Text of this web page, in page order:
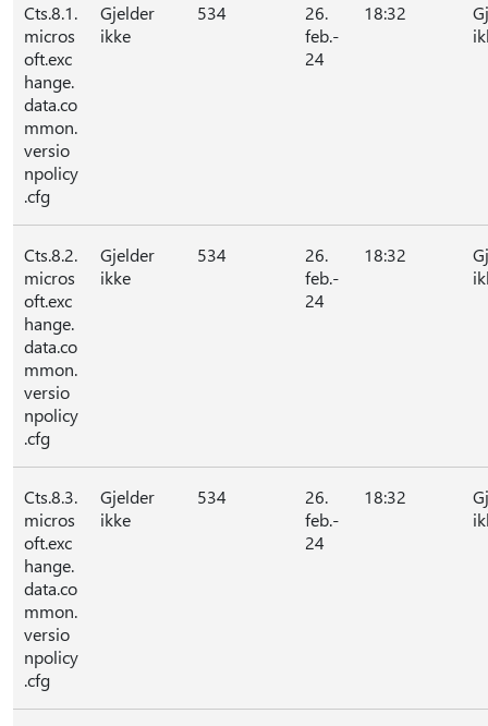
Cts.8.1.
micros
oft.exc
hange.
data.co
mmon.
versio
npolicy
.cfg
Gjelder
ikke
534
26.
feb.-
24
18:32
Cts.8.2.
micros
oft.exc
hange.
data.co
mmon.
versio
npolicy
.cfg
Gjelder
ikke
534
26.
feb.-
24
18:32
Cts.8.3.
micros
oft.exc
hange.
data.co
mmon.
versio
npolicy
.cfg
Gjelder
ikke
534
26.
feb.-
24
18:32